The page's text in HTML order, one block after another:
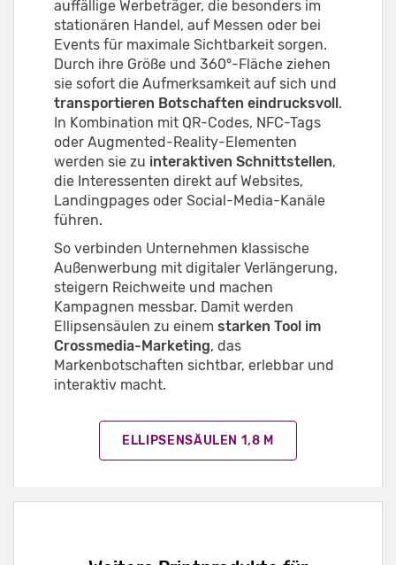
auffällige Werbeträger, die besonders im
stationären Handel, auf Messen oder bei
Events für maximale Sichtbarkeit sorgen.
Durch ihre Größe und 360°-Fläche ziehen
sie sofort die Aufmerksamkeit auf sich und
transportieren Botschaften eindrucksvoll .
In Kombination mit QR-Codes, NFC-Tags
oder Augmented-Reality-Elementen
werden sie zu interaktiven Schnittstellen,
die Interessenten direkt auf Websites,
Landingpages oder Social-Media-Kanäle
führen.
So verbinden Unternehmen klassische
Außenwerbung mit digitaler Verlängerung,
steigern Reichweite und machen
Kampagnen messbar. Damit werden
Ellipsensäulen zu einem starken Tool im
Crossmedia-Marketing, das
Markenbotschaften sichtbar, erlebbar und
interaktiv macht.
ELLIPSENSÄULEN 1,8 M